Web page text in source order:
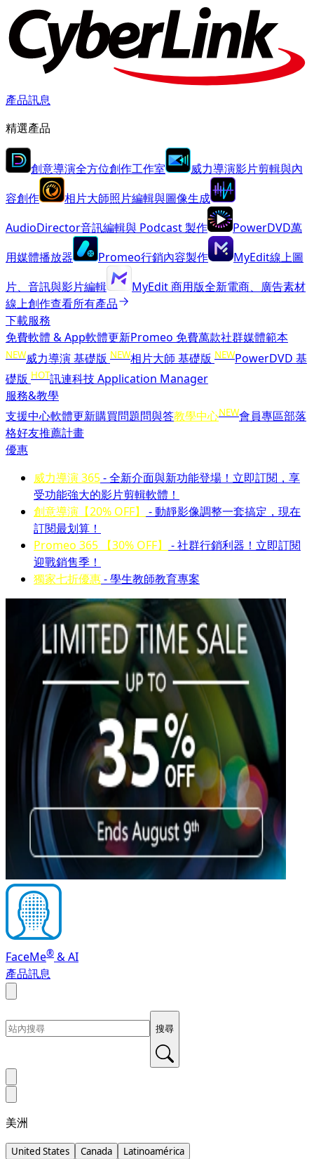
產品訊息
精選產品
創意導演全方位創作工作室 威力導演影片剪輯與內
容創作
相片大師照片編輯與圖像生成
AudioDirector音訊編輯與 Podcast 製作 PowerDVD萬
用媒體播放器
Promeo行銷內容製作 MyEdit線上圖
片、音訊與影片編輯
MyEdit 商用版全新電商、廣告素材
線上創作查看所有產品
下載服務
免費軟體 & App軟體更新Promeo 免費萬款社群媒體範本
NEW威力導演 基礎版 NEW相片大師 基礎版 NEWPowerDVD 基
礎版 HOT訊連科技 Application Manager
服務&教學
支援中心軟體更新購買問題問與答教學中心NEW會員專區部落
格好友推薦計畫
優惠
威力導演 365- 全新介面與新功能登場！立即訂閱，享
受功能強大的影片剪輯軟體！
創意導演【20% OFF】
- 動靜影像調整一套搞定，現在
訂閱最划算！
Promeo 365 【30% OFF】
- 社群行銷利器！立即訂閱
迎戰銷售季！
獨家七折優惠- 學生教師教育專案
FaceMe® & AI
產品訊息
搜尋
美洲
United States Canada Latinoamérica